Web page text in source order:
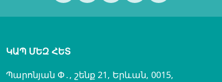
ԿԱՊ ՄԵԶ ՀԵՏ
Պարոնյան Փ․, շենք 21, Երևան, 0015,